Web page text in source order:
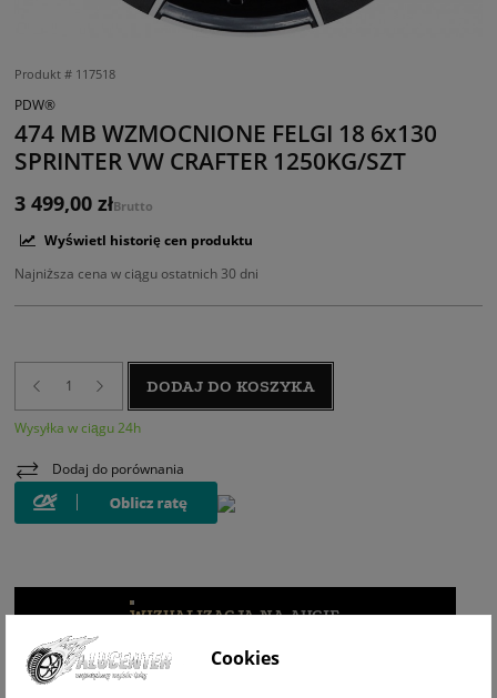
Produkt # 117518
PDW®
474 MB WZMOCNIONE FELGI 18 6x130
SPRINTER VW CRAFTER 1250KG/SZT
3 499,00 złBrutto
Wyświetl historię cen produktu
Najniższa cena w ciągu ostatnich 30 dni
DODAJ DO KOSZYKA
Wysyłka w ciągu 24h
Dodaj do porównania
WIZUALIZACJA NA AUCIE
Cookies